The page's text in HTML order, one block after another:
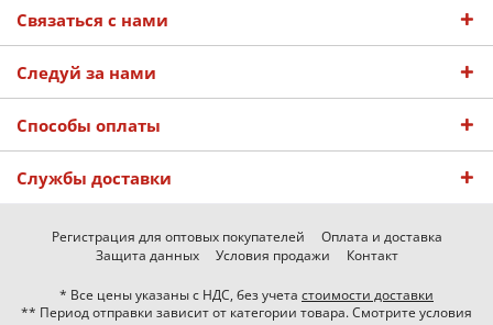
Связаться с нами
Следуй за нами
Способы оплаты
Службы доставки
Регистрация для оптовых покупателей
Оплата и доставка
Защита данных
Условия продажи Контакт
* Все цены указаны с НДС, без учета стоимости доставки
** Период отправки зависит от категории товара. Смотрите условия